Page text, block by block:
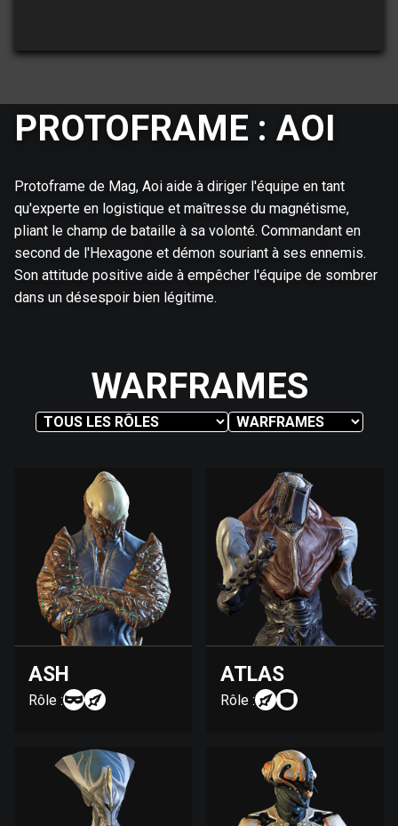
PROTOFRAME : AOI
Protoframe de Mag, Aoi aide à diriger l'équipe en tant
qu'experte en logistique et maîtresse du magnétisme,
pliant le champ de bataille à sa volonté. Commandant en
second de l'Hexagone et démon souriant à ses ennemis.
Son attitude positive aide à empêcher l'équipe de sombrer
dans un désespoir bien légitime.
WARFRAMES
ASH
Rôle :
ATLAS
Rôle :